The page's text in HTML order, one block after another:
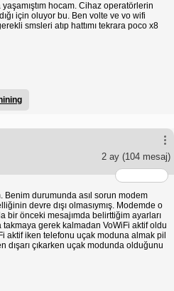
hocam. Cihaz operatörlerin
için oluyor bu. Ben volte ve vo wifi
smsleri atıp hattımı tekrara poco x8
2 ay (104 mesaj)
durumunda asıl sorun modem
devre dışı olmasıymış. Modemde o
bir önceki mesajımda belirttiğim ayarları
takmaya gerek kalmadan VoWiFi aktif oldu
aktif iken telefonu uçak moduna almak pil
dışarı çıkarken uçak modunda olduğunu